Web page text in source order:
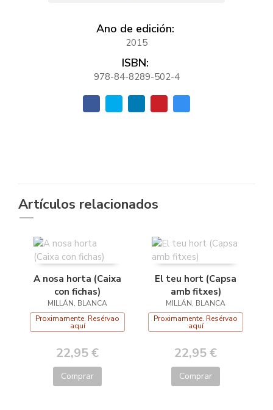
Ano de edición:
2015
ISBN:
978-84-8289-502-4
Artículos relacionados
A nosa horta (Caixa
con fichas)
MILLÁN, BLANCA
Proximamente. Resérvao
aquí
22,95 €
Comprar
El teu hort (Capsa
amb fitxes)
MILLÁN, BLANCA
Proximamente. Resérvao
aquí
22,95 €
Comprar